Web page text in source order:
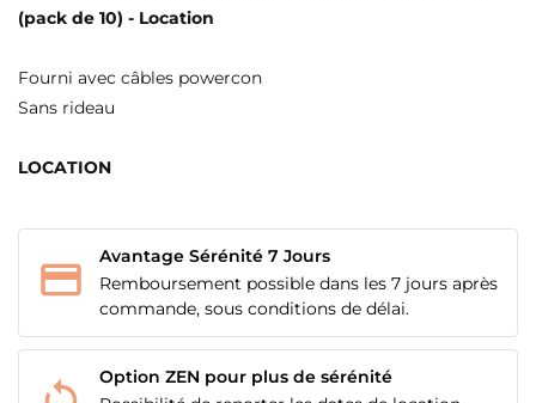
(pack de 10) - Location
Fourni avec câbles powercon
Sans rideau
LOCATION
Avantage Sérénité 7 Jours
Remboursement possible dans les 7 jours après
commande, sous conditions de délai.
Option ZEN pour plus de sérénité